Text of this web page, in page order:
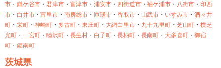
市 ・ 鎌ケ谷市 ・ 君津市 ・ 富津市 ・ 浦安市 ・ 四街道市 ・ 袖ケ浦市 ・ 八街市 ・ 印西
市 ・ 白井市 ・ 富里市 ・ 南房総市 ・ 匝瑳市 ・ 香取市 ・ 山武市 ・ いすみ市 ・ 酒々井
町 ・ 栄町 ・ 神崎町 ・ 多古町 ・ 東庄町 ・ 大網白里市 ・ 九十九里町 ・ 芝山町 ・ 横芝
光町 ・ 一宮町 ・ 睦沢町 ・ 長生村 ・ 白子町 ・ 長柄町 ・ 長南町 ・ 大多喜町 ・ 御宿
町 ・ 鋸南町
茨城県